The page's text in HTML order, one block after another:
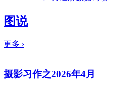
图说
更多 ›
摄影习作之2026年4月